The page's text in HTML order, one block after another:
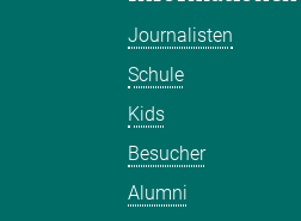
Journalisten
Schule
Kids
Besucher
Alumni